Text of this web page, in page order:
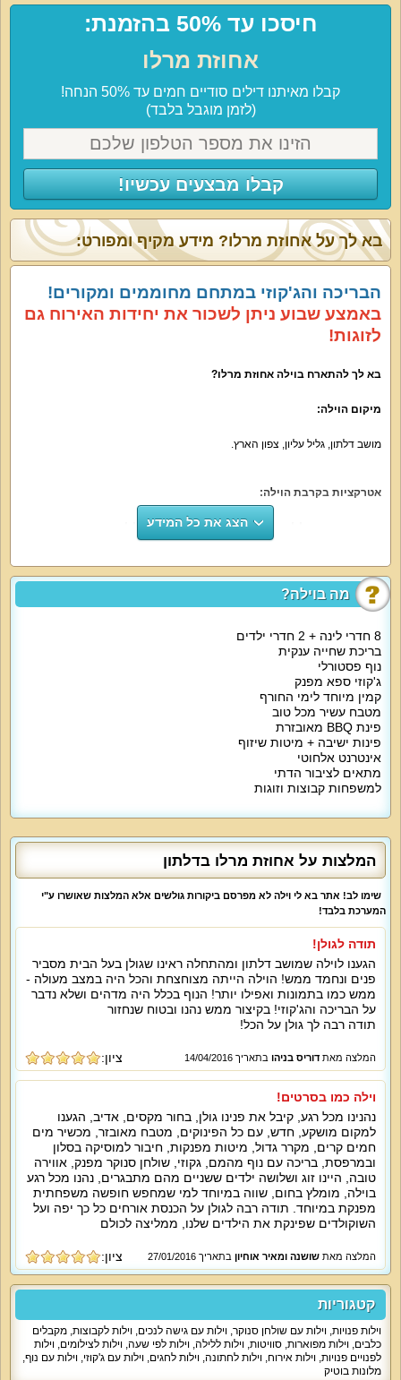
חיסכו עד 50% בהזמנת:
אחוזת מרלו
קבלו מאיתנו דילים סודיים חמים עד 50% הנחה!
(לזמן מוגבל בלבד)
קבלו מבצעים עכשיו!
מה בוילה?
8 חדרי לינה + 2 חדרי ילדים
בריכת שחייה ענקית
נוף פסטורלי
ג'קוזי ספא מפנק
קמין מיוחד לימי החורף
מטבח עשיר מכל טוב
פינת BBQ מאובזרת
פינות ישיבה + מיטות שיזוף
אינטרנט אלחוטי
מתאים לציבור הדתי
למשפחות קבוצות וזוגות
בא לך על אחוזת מרלו? מידע מקיף ומפורט:
הבריכה והג'קוזי במתחם מחוממים ומקורים!
באמצע שבוע ניתן לשכור את יחידות האירוח גם
לזוגות!
בא לך להתארח בוילה אחוזת מרלו?
מיקום הוילה:
מושב דלתון, גליל עליון, צפון הארץ.
אטרקציות בקרבת הוילה:
רכיבת סוסים, מסלולי טיול, מסעדות ובתי קפה, פעילויות לילדים, יקב אדיר עם יינות
בוטיק נהדרים, טרקטורונים, טיולים ואטרקציות בראש פינה.
נוף חיצוני:
על קצה המזלג:
אחוזת נופש מפנקת ומרווחת עם כל הדרוש לחופשה מהנה, אחוזת מרלו כוללת
בריכה פרטית ענקית בחצר, סביב הבריכה מיטות שיזוף, פינות ישיב וג'קוזי. האחוזה
אידאלית בעבור אירוח משפחות עם ילדים, יש חדרי שינה לילדים ואטרקציות
לילדים.
מה הוילה כוללת:
מצעים וכלי מיטה, מיזוג אוויר ומסך טלוויזיה. חדרי השינה לילדים כוללים מיטות
קומות ומיטות תינוק. הסלון של אחוזת מרלו מעוצב בסגנון יוקרתי עם פינת ישיבה
גדולה ומסך ענק. המטבח מעוצב ומאובזר כמו בקטלוג עם מקרר גדול, תנור, כיריים,
חצר נופש גדולה עם בריכה ענקית, סביב הבריכה מיטות שיזוף, פינות ישיבה וג'קוזי,
ברביקיו (לא בשבת), פינג פונג וחנייה פרטית. החצר אידאלית בעבור חופשות קיץ,
ימי גיבוש, מסיבות סולידיות ועוד, הבריכה גדולה.
חדרי שינה לילדים, מבחר אטרקציות ופעילות לכל המשפחה בקרבת מקום.
למי זה מתאים?
אירוח משפחות עם ילדים, האחוזה מתאימה גם לכמה משפחות, כמה זוגות ואירוח
קבוצות. אחוזת מרלו מתאימה לנופש דתי מסורתי. יש אפשרות לנגישות לנכים. יש
אפשרות לתאם אירוח עם חיות מחמד. אנו מקבלים גם מסיבות סולידיות, מסיבות
רווקים ורווקות באווירה רגועה, סדנאות, ימי כיף וגיבוש, מפגשים חברתיים.
הצג את כל המידע
המלצות על אחוזת מרלו בדלתון
שימו לב! אתר בא לי וילה לא מפרסם ביקורות גולשים אלא המלצות שאושרו ע"י
המערכת בלבד!
תודה לגולן!
הגענו לוילה שמושב דלתון ומהתחלה ראינו שגולן בעל הבית מסביר
פנים ונחמד ממש! הוילה הייתה מצוחצחת והכל היה במצב מעולה -
ממש כמו בתמונות ואפילו יותר! הנוף בכלל היה מדהים ושלא נדבר
על הבריכה והג'קוזי! בקיצור ממש נהנו ובטוח שנחזור
תודה רבה לך גולן על הכל!
המלצה מאתדוריס בניהו בתאריך 14/04/2016 ציון:
וילה כמו בסרטים!
נהנינו מכל רגע, קיבל את פנינו גולן, בחור מקסים, אדיב, הגענו
למקום מושקע, חדש, עם כל הפינוקים, מטבח מאובזר, מכשיר מים
חמים קרים, מקרר גדול, מיטות מפנקות, חיבור למוסיקה בסלון
ובמרפסת, בריכה עם נוף מהמם, גקוזי, שולחן סנוקר מפנק, אווירה
טובה, היינו זוג ושלושה ילדים ששניים מהם מתבגרים, נהנו מכל רגע
בוילה, מומלץ בחום, שווה במיוחד למי שמחפש חופשה משפחתית
מפנקת במיוחד. תודה רבה לגולן על הכנסת אורחים כל כך יפה ועל
השוקולדים שפינקת את הילדים שלנו, ממליצה לכולם
המלצה מאת שושנה ומאיר אוחיון בתאריך 27/01/2016 ציון:
קטגוריות
וילות פנויות, וילות עם שולחן סנוקר, וילות עם גישה לנכים, וילות לקבוצות, מקבלים
כלבים, וילות מפוארות, סוויטות, וילות ללילה, וילות לפי שעה, וילות לצילומים, וילות
לפנויים פנויות, וילות אירוח, וילות לחתונה, וילות לחגים, וילות עם ג'קוזי, וילות עם נוף,
מלונות בוטיק